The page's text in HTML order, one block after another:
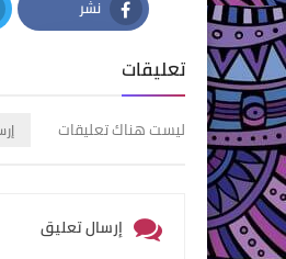
نشر
Facebook
تعليقات
ليست هناك تعليقات
إرسال تعليق